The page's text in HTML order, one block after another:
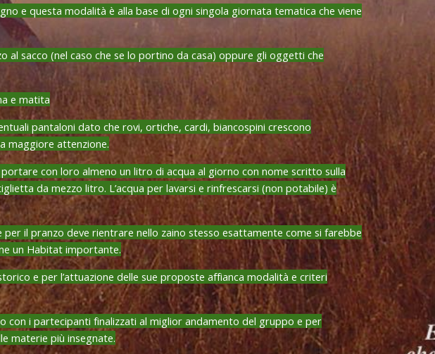
questa modalità è alla base di ogni singola giornata tematica che viene
(nel caso che se lo portino da casa) oppure gli oggetti che
e matita
pantaloni dato che rovi, ortiche, cardi, biancospini crescono
maggiore attenzione.
con loro almeno un litro di acqua al giorno con nome scritto sulla
da mezzo litro. L’acqua per lavarsi e rinfrescarsi (non potabile) è
il pranzo deve rientrare nello zaino stesso esattamente come si farebbe
un Habitat importante.
e per l’attuazione delle sue proposte affianca modalità e criteri
i partecipanti finalizzati al miglior andamento del gruppo e per
materie più insegnate.